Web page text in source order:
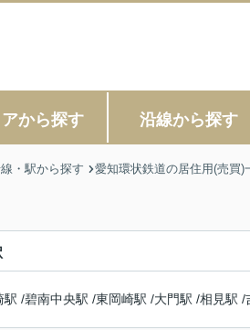
から探す 沿線から探す
・駅から探す 愛知環状鉄道の居住用(売買)
駅 /碧南中央駅 /東岡崎駅 /大門駅 /相見駅 /